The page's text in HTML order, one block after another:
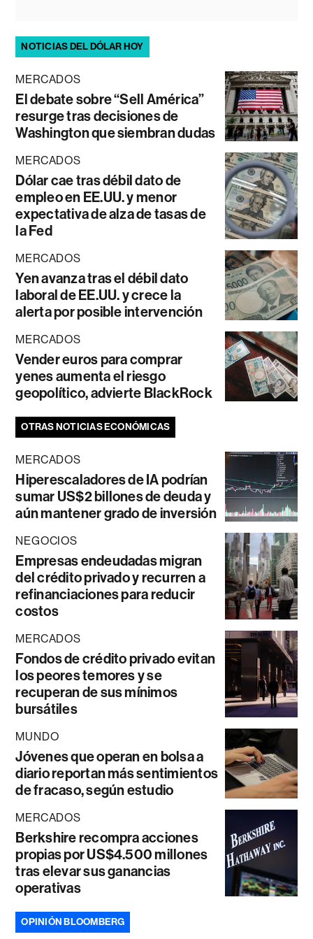
NOTICIAS DEL DÓLAR HOY
MERCADOS
El debate sobre “Sell América”
resurge tras decisiones de
Washington que siembran dudas
MERCADOS
Dólar cae tras débil dato de
empleo en EE.UU. y menor
expectativa de alza de tasas de
la Fed
MERCADOS
Yen avanza tras el débil dato
laboral de EE.UU. y crece la
alerta por posible intervención
MERCADOS
Vender euros para comprar
yenes aumenta el riesgo
geopolítico, advierte BlackRock
OTRAS NOTICIAS ECONÓMICAS
MERCADOS
Hiperescaladores de IA podrían
sumar US$2 billones de deuda y
aún mantener grado de inversión
NEGOCIOS
Empresas endeudadas migran
del crédito privado y recurren a
refinanciaciones para reducir
costos
MERCADOS
Fondos de crédito privado evitan
los peores temores y se
recuperan de sus mínimos
bursátiles
MUNDO
Jóvenes que operan en bolsa a
diario reportan más sentimientos
de fracaso, según estudio
MERCADOS
Berkshire recompra acciones
propias por US$4.500 millones
tras elevar sus ganancias
operativas
OPINIÓN BLOOMBERG